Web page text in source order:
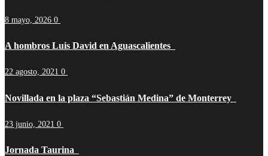
8 mayo, 2026 0
A hombros Luis David en Aguascalientes
22 agosto, 2021 0
Novillada en la plaza “Sebastián Medina” de Monterrey
23 junio, 2021 0
Jornada Taurina